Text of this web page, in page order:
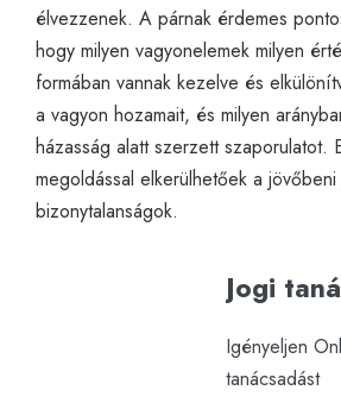
élvezzenek. A párnak érdemes
hogy milyen vagyonelemek milyen
formában vannak kezelve és
a vagyon hozamait, és milyen
házasság alatt szerzett szaporulatot.
megoldással elkerülhetőek a
bizonytalanságok.
Jogi
Igényeljen
tanácsadást